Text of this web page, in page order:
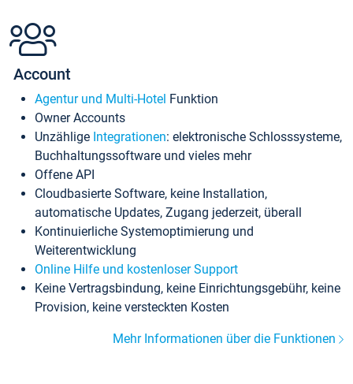
Account
Agentur und Multi-Hotel Funktion
Owner Accounts
Unzählige Integrationen: elektronische Schlosssysteme,
Buchhaltungssoftware und vieles mehr
Offene API
Cloudbasierte Software, keine Installation,
automatische Updates, Zugang jederzeit, überall
Kontinuierliche Systemoptimierung und
Weiterentwicklung
Online Hilfe und kostenloser Support
Keine Vertragsbindung, keine Einrichtungsgebühr, keine
Provision, keine versteckten Kosten
Mehr Informationen über die Funktionen